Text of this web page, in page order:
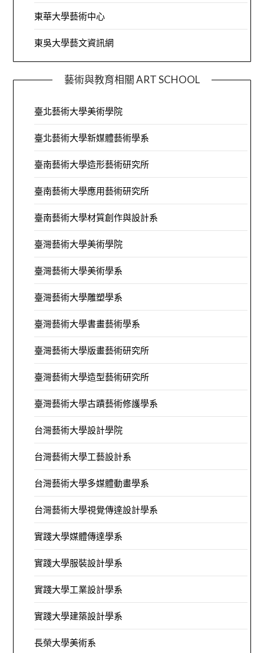
東華大學藝術中心
東吳大學藝文資訊網
藝術與教育相關 ART SCHOOL
臺北藝術大學美術學院
臺北藝術大學新媒體藝術學系
臺南藝術大學造形藝術研究所
臺南藝術大學應用藝術研究所
臺南藝術大學材質創作與設計系
臺灣藝術大學美術學院
臺灣藝術大學美術學系
臺灣藝術大學雕塑學系
臺灣藝術大學書畫藝術學系
臺灣藝術大學版畫藝術研究所
臺灣藝術大學造型藝術研究所
臺灣藝術大學古蹟藝術修護學系
台灣藝術大學設計學院
台灣藝術大學工藝設計系
台灣藝術大學多媒體動畫學系
台灣藝術大學視覺傳達設計學系
實踐大學媒體傳達學系
實踐大學服裝設計學系
實踐大學工業設計學系
實踐大學建築設計學系
長榮大學美術系